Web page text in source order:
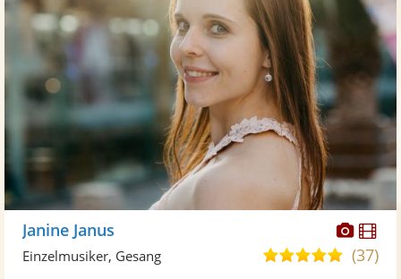
Janine Janus
5,0(37)
Einzelmusiker, Gesang